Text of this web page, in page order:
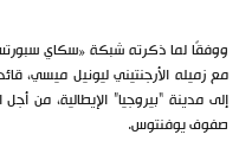
ووفقًا لما ذكرته شبكة «سكاي
مع زميله الأرجنتيني ليونيل ميسي،
إلى مدينة “بيروجيا” الإيطالية، من
صفوف يوفنتوس.